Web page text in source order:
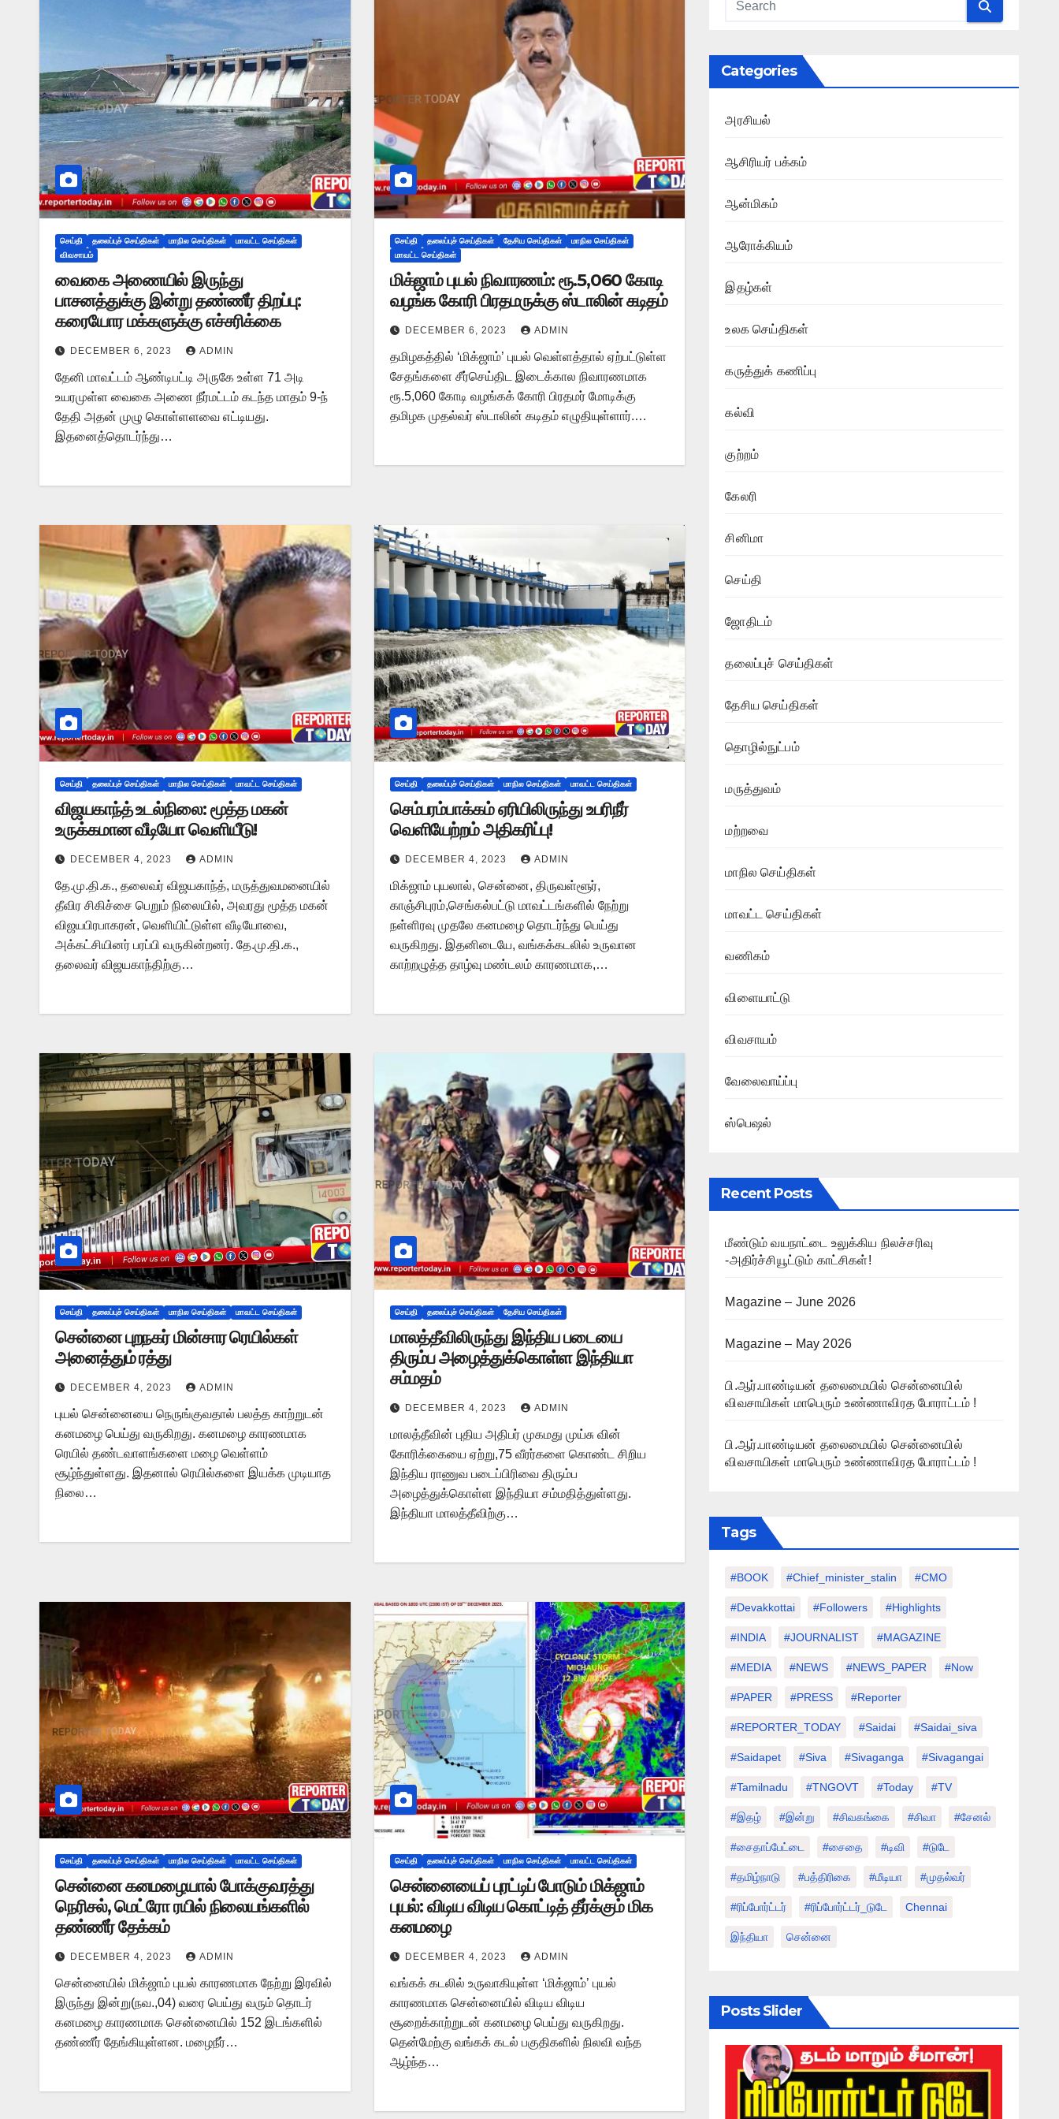
செய்தி தலைப்புச் செய்திகள் மாநில செய்திகள்
மாவட்ட செய்திகள்
விவசாயம்
வைகை அணையில் இருந்து
பாசனத்துக்கு இன்று தண்ணீர் திறப்பு:
கரையோர மக்களுக்கு எச்சரிக்கை
DECEMBER 6, 2023 ADMIN
தேனி மாவட்டம் ஆண்டிபட்டி அருகே உள்ள 71 அடி
உயரமுள்ள வைகை அணை நீர்மட்டம் கடந்த மாதம் 9-ந்
தேதி அதன் முழு கொள்ளளவை எட்டியது.
இதனைத்தொடர்ந்து…
செய்தி தலைப்புச் செய்திகள் தேசிய செய்திகள்
மாநில செய்திகள்
மாவட்ட செய்திகள்
மிக்ஜாம் புயல் நிவாரணம்: ரூ.5,060 கோடி
வழங்க கோரி பிரதமருக்கு ஸ்டாலின் கடிதம்
DECEMBER 6, 2023 ADMIN
தமிழகத்தில் ‘மிக்ஜாம்’ புயல் வெள்ளத்தால் ஏற்பட்டுள்ள
சேதங்களை சீர்செய்திட இடைக்கால நிவாரணமாக
ரூ.5,060 கோடி வழங்கக் கோரி பிரதமர் மோடிக்கு
தமிழக முதல்வர் ஸ்டாலின் கடிதம் எழுதியுள்ளார்.…
செய்தி தலைப்புச் செய்திகள் மாநில செய்திகள் மாவட்ட செய்திகள்
விஜயகாந்த் உடல்நிலை: மூத்த மகன்
உருக்கமான வீடியோ வெளியீடு!
DECEMBER 4, 2023 ADMIN
தே.மு.தி.க., தலைவர் விஜயகாந்த், மருத்துவமனையில்
தீவிர சிகிச்சை பெறும் நிலையில், அவரது மூத்த மகன்
விஜயபிரபாகரன், வெளியிட்டுள்ள வீடியோவை,
அக்கட்சியினர் பரப்பி வருகின்றனர். தே.மு.தி.க.,
தலைவர் விஜயகாந்திற்கு…
செய்தி தலைப்புச் செய்திகள் மாநில செய்திகள் மாவட்ட செய்திகள்
செம்பரம்பாக்கம் ஏரியிலிருந்து உபரிநீர்
வெளியேற்றம் அதிகரிப்பு!
DECEMBER 4, 2023 ADMIN
மிக்ஜாம் புயலால், சென்னை, திருவள்ளூர்,
காஞ்சிபுரம்,செங்கல்பட்டு மாவட்டங்களில் நேற்று
நள்ளிரவு முதலே கனமழை தொடர்ந்து பெய்து
வருகிறது. இதனிடையே, வங்கக்கடலில் உருவான
காற்றழுத்த தாழ்வு மண்டலம் காரணமாக,…
செய்தி தலைப்புச் செய்திகள் மாநில செய்திகள் மாவட்ட செய்திகள்
சென்னை புறநகர் மின்சார ரெயில்கள்
அனைத்தும் ரத்து
DECEMBER 4, 2023 ADMIN
புயல் சென்னையை நெருங்குவதால் பலத்த காற்றுடன்
கனமழை பெய்து வருகிறது. கனமழை காரணமாக
ரெயில் தண்டவாளங்களை மழை வெள்ளம்
சூழ்ந்துள்ளது. இதனால் ரெயில்களை இயக்க முடியாத
நிலை…
செய்தி தலைப்புச் செய்திகள் தேசிய செய்திகள்
மாலத்தீவிலிருந்து இந்திய படையை
திரும்ப அழைத்துக்கொள்ள இந்தியா
சம்மதம்
DECEMBER 4, 2023 ADMIN
மாலத்தீவின் புதிய அதிபர் முகமது முய்சு வின்
கோரிக்கையை ஏற்று,75 வீரர்களை கொண்ட சிறிய
இந்திய ராணுவ படைப்பிரிவை திரும்ப
அழைத்துக்கொள்ள இந்தியா சம்மதித்துள்ளது.
இந்தியா மாலத்தீவிற்கு…
செய்தி தலைப்புச் செய்திகள் மாநில செய்திகள் மாவட்ட செய்திகள்
சென்னை கனமழையால் போக்குவரத்து
நெரிசல், மெட்ரோ ரயில் நிலையங்களில்
தண்ணீர் தேக்கம்
DECEMBER 4, 2023 ADMIN
சென்னையில் மிக்ஜாம் புயல் காரணமாக நேற்று இரவில்
இருந்து இன்று(நவ.,04) வரை பெய்து வரும் தொடர்
கனமழை காரணமாக சென்னையில் 152 இடங்களில்
தண்ணீர் தேங்கியுள்ளன. மழைநீர்…
செய்தி தலைப்புச் செய்திகள் மாநில செய்திகள் மாவட்ட செய்திகள்
சென்னையைப் புரட்டிப் போடும் மிக்ஜாம்
புயல்: விடிய விடிய கொட்டித் தீர்க்கும் மிக
கனமழை
DECEMBER 4, 2023 ADMIN
வங்கக் கடலில் உருவாகியுள்ள ‘மிக்ஜாம்’ புயல்
காரணமாக சென்னையில் விடிய விடிய
சூறைக்காற்றுடன் கனமழை பெய்து வருகிறது.
தென்மேற்கு வங்கக் கடல் பகுதிகளில் நிலவி வந்த
ஆழ்ந்த…
Categories
அரசியல்
ஆசிரியர் பக்கம்
ஆன்மிகம்
ஆரோக்கியம்
இதழ்கள்
உலக செய்திகள்
கருத்துக் கணிப்பு
கல்வி
குற்றம்
கேலரி
சினிமா
செய்தி
ஜோதிடம்
தலைப்புச் செய்திகள்
தேசிய செய்திகள்
தொழில்நுட்பம்
மருத்துவம்
மற்றவை
மாநில செய்திகள்
மாவட்ட செய்திகள்
வணிகம்
விளையாட்டு
விவசாயம்
வேலைவாய்ப்பு
ஸ்பெஷல்
Recent Posts
மீண்டும் வயநாட்டை உலுக்கிய நிலச்சரிவு
-அதிர்ச்சியூட்டும் காட்சிகள்!
Magazine – June 2026
Magazine – May 2026
பி.ஆர்.பாண்டியன் தலைமையில் சென்னையில்
விவசாயிகள் மாபெரும் உண்ணாவிரத போராட்டம் !
பி.ஆர்.பாண்டியன் தலைமையில் சென்னையில்
விவசாயிகள் மாபெரும் உண்ணாவிரத போராட்டம் !
Tags
#BOOK #chief_minister_stalin #CMO
#devakkottai #followers #highlights
#INDIA #JOURNALIST #MAGAZINE
#MEDIA #NEWS #NEWS_PAPER #Now
#PAPER #PRESS #Reporter
#REPORTER_TODAY #saidai #saidai_siva
#saidapet #Siva #Sivaganga #sivagangai
#tamilnadu #TNGOVT #today #TV
#இதழ் #இன்று #சிவகங்கை #சிவா #சேனல்
#சைதாப்பேட்டை #சைதை #டிவி #டுடே
#தமிழ்நாடு #பத்திரிகை #மீடியா #முதல்வர்
#ரிப்போர்ட்டர் #ரிப்போர்ட்டர்_டுடே Chennai
இந்தியா சென்னை
Posts Slider